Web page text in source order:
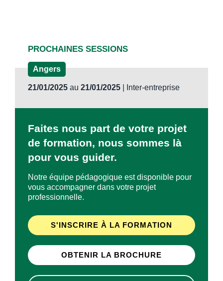
PROCHAINES SESSIONS
Angers
21/01/2025 au21/01/2025 | Inter-entreprise
Faites nous part de votre projet
de formation, nous sommes là
pour vous guider.
Notre équipe pédagogique est disponible pour
vous accompagner dans votre projet
professionnelle.
S'INSCRIRE À LA FORMATION
OBTENIR LA BROCHURE